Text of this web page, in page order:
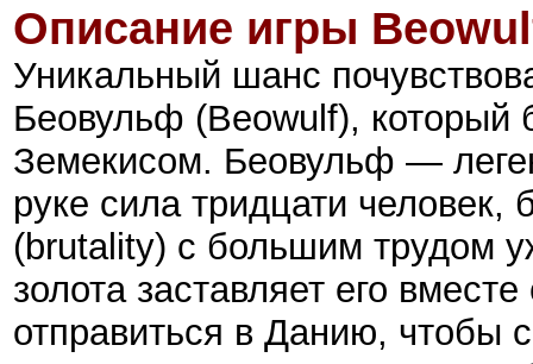
Описание игры
Уникальный шанс
Беовульф (Beowulf),
Земекисом. Беовульф —
руке сила тридцати человек,
(brutality) с большим трудом
золота заставляет его
отправиться в Данию, чтобы